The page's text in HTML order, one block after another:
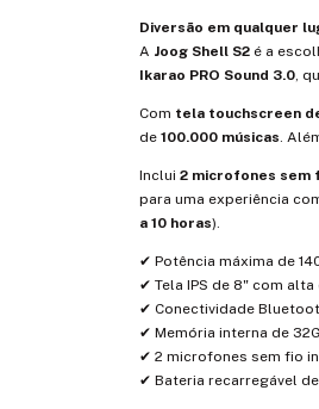
Diversão em qualquer
A Joog Shell S2 é a
Ikarao PRO Sound 3.0,
Com tela touchscreen
de 100.000 músicas.
Inclui 2 microfones sem
para uma experiência
a 10 horas).
✔ Potência máxima de
✔ Tela IPS de 8" com
✔ Conectividade
✔ Memória interna de
✔ 2 microfones sem fio
✔ Bateria recarregável